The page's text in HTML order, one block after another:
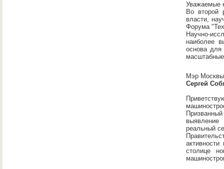
Уважаемые
Во второй
власти,
Форума
Научно-
наиболее
основа для
Мэр Москвы
Сергей
выявление
реальный
столице